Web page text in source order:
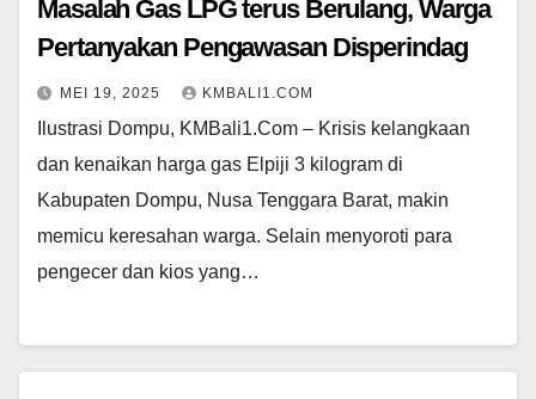
Masalah Gas LPG terus Berulang, Warga
Pertanyakan Pengawasan Disperindag
MEI 19, 2025 KMBALI1.COM
Ilustrasi Dompu, KMBali1.Com – Krisis kelangkaan
dan kenaikan harga gas Elpiji 3 kilogram di
Kabupaten Dompu, Nusa Tenggara Barat, makin
memicu keresahan warga. Selain menyoroti para
pengecer dan kios yang…